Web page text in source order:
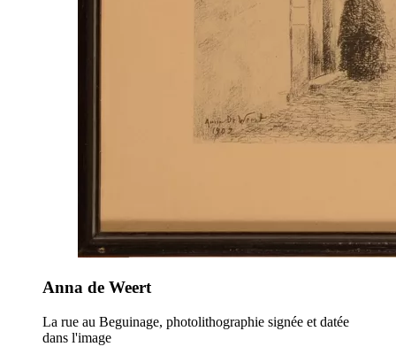
Anna de Weert
La rue au Beguinage, photolithographie signée et datée
dans l'image